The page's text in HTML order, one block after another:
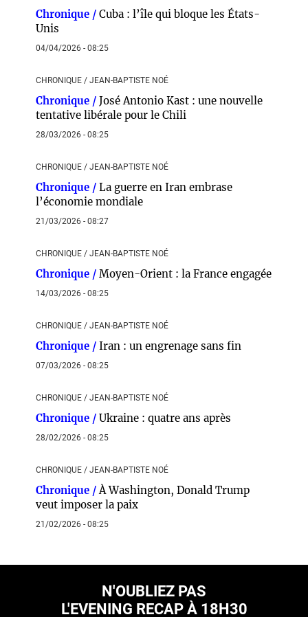
Chronique / Cuba : l’île qui bloque les États-
Unis
04/04/2026 - 08:25
CHRONIQUE / JEAN-BAPTISTE NOÉ
Chronique / José Antonio Kast : une nouvelle
tentative libérale pour le Chili
28/03/2026 - 08:25
CHRONIQUE / JEAN-BAPTISTE NOÉ
Chronique / La guerre en Iran embrase
l’économie mondiale
21/03/2026 - 08:27
CHRONIQUE / JEAN-BAPTISTE NOÉ
Chronique / Moyen-Orient : la France engagée
14/03/2026 - 08:25
CHRONIQUE / JEAN-BAPTISTE NOÉ
Chronique / Iran : un engrenage sans fin
07/03/2026 - 08:25
CHRONIQUE / JEAN-BAPTISTE NOÉ
Chronique / Ukraine : quatre ans après
28/02/2026 - 08:25
CHRONIQUE / JEAN-BAPTISTE NOÉ
Chronique /À Washington, Donald Trump
veut imposer la paix
21/02/2026 - 08:25
N'OUBLIEZ PAS
L'EVENING RECAP À 18H30